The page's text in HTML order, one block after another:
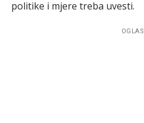
politike i mjere treba uvesti.
OGLAS